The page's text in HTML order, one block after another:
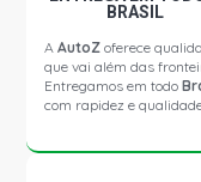
BRASIL
AAutoZ oferece
que vai além das
Entregamos em todo
com rapidez e